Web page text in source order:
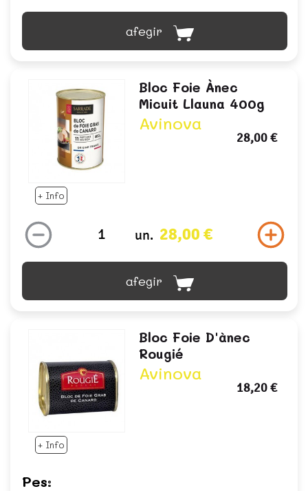
afegir
+ Info
Bloc Foie Ànec
Micuit Llauna 400g
Avinova
28,00 €
un. 28,00 €
afegir
+ Info
Bloc Foie D'ànec
Rougié
Avinova
18,20 €
Pes: